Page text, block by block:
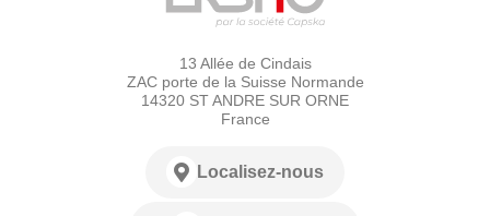
13 Allée de Cindais
ZAC porte de la Suisse Normande
14320 ST ANDRE SUR ORNE
France
Localisez-nous